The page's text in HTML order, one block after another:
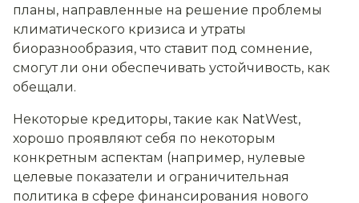
планы, направленные на решение проблемы
климатического кризиса и утраты
биоразнообразия, что ставит под сомнение,
смогут ли они обеспечивать устойчивость, как
обещали.
Некоторые кредиторы, такие как NatWest,
хорошо проявляют себя по некоторым
конкретным аспектам (например, нулевые
целевые показатели и ограничительная
политика в сфере финансирования нового